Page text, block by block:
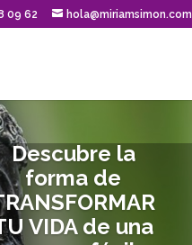
09 62 hola@miriamsimon.com
Descubre la
forma de
VIDA de una